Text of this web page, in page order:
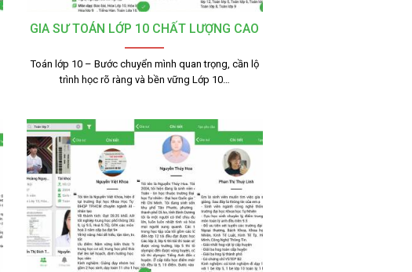
GIA SƯ TOÁN LỚP 10 CHẤT LƯỢNG CAO
Toán lớp 10 – Bước chuyển mình quan trọng, cần lộ
trình học rõ ràng và bền vững Lớp 10…